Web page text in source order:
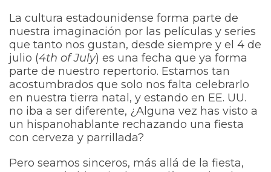
La cultura estadounidense forma parte de
nuestra imaginación por las películas y series
que tanto nos gustan, desde siempre y el 4 de
julio (4th of July) es una fecha que ya forma
parte de nuestro repertorio. Estamos tan
acostumbrados que solo nos falta celebrarlo
en nuestra tierra natal, y estando en EE. UU.
no iba a ser diferente, ¿Alguna vez has visto a
un hispanohablante rechazando una fiesta
con cerveza y parrillada?
Pero seamos sinceros, más allá de la fiesta,